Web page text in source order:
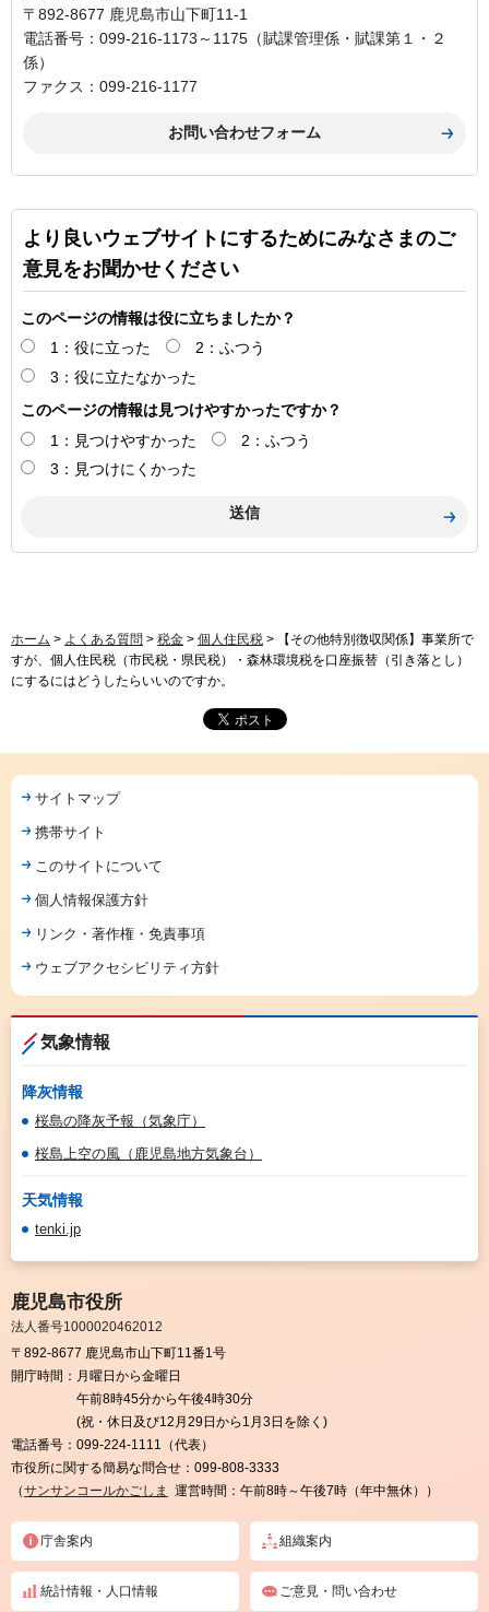
〒892-8677 鹿児島市山下町11-1
電話番号：099-216-1173～1175（賦課管理係・賦課第１・２
係）
ファクス：099-216-1177
より良いウェブサイトにするためにみなさまのご
意見をお聞かせください
このページの情報は役に立ちましたか？
1：役に立った
2：ふつう
3：役に立たなかった
このページの情報は見つけやすかったですか？
1：見つけやすかった
2：ふつう
3：見つけにくかった
ホーム > よくある質問 > 税金 > 個人住民税 > 【その他特別徴収関係】事業所で
すが、個人住民税（市民税・県民税）・森林環境税を口座振替（引き落とし）
にするにはどうしたらいいのですか。
サイトマップ
携帯サイト
このサイトについて
個人情報保護方針
リンク・著作権・免責事項
ウェブアクセシビリティ方針
気象情報
降灰情報
桜島の降灰予報（気象庁）
桜島上空の風（鹿児島地方気象台）
天気情報
tenki.jp
鹿児島市役所
法人番号1000020462012
〒892-8677 鹿児島市山下町11番1号
開庁時間： 月曜日から金曜日
午前8時45分から午後4時30分
(祝・休日及び12月29日から1月3日を除く)
電話番号： 099-224-1111（代表）
市役所に関する簡易な問合せ： 099-808-3333
（サンサンコールかごしま 運営時間：午前8時～午後7時（年中無休））
庁舎案内 組織案内
統計情報・人口情報 ご意見・問い合わせ